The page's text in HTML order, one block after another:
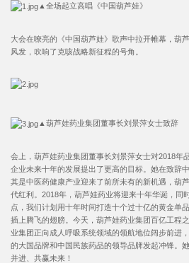
▲全场起立高唱《中国葫芦娃》
大会在嘹亮的《中国葫芦娃》歌声中拉开帷幕，葫
风发，吹响了克咳战略新征程的号角。
▲葫芦娃药业集团董事长刘景萍女士致辞
会上，葫芦娃药业集团董事长刘景萍女士对2018年
企业未来十年的发展提出了更高的目标。她在致辞
其是中医药健康产业迎来了前所未有的新机遇，葫
代红利。2018年，葫芦娃药业将迎来十年华诞，同
点，我们计划用十年时间打造十个过十亿的黄金单
插上腾飞的翅膀。今天，葫芦娃药业集团百亿工程
业集团正向成人呼吸系统领域的领航地位阔步前进
的大国品牌和中国民族药品的领导品牌发起冲锋。
并进、共赢未来！